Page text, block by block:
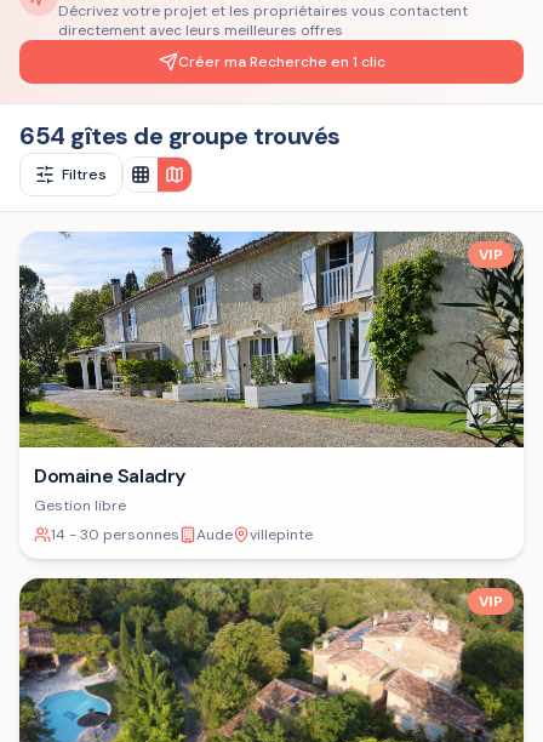
Décrivez votre projet et les propriétaires vous contactent
directement avec leurs meilleures offres
Créer ma Recherche en 1 clic
654 gîtes de groupe trouvés
Filtres
VIP
Domaine Saladry
Gestion libre
14 - 30 personnes
Aude villepinte
VIP